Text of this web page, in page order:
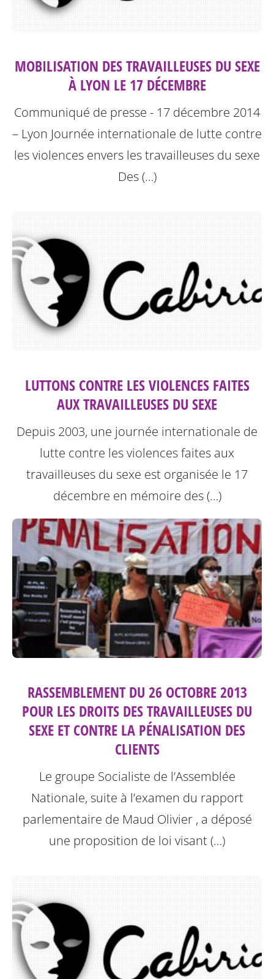
MOBILISATION DES TRAVAILLEUSES DU SEXE
À LYON LE 17 DÉCEMBRE
Communiqué de presse - 17 décembre 2014
– Lyon Journée internationale de lutte contre
les violences envers les travailleuses du sexe
Des (…)
LUTTONS CONTRE LES VIOLENCES FAITES
AUX TRAVAILLEUSES DU SEXE
Depuis 2003, une journée internationale de
lutte contre les violences faites aux
travailleuses du sexe est organisée le 17
décembre en mémoire des (…)
RASSEMBLEMENT DU 26 OCTOBRE 2013
POUR LES DROITS DES TRAVAILLEUSES DU
SEXE ET CONTRE LA PÉNALISATION DES
CLIENTS
Le groupe Socialiste de l’Assemblée
Nationale, suite à l’examen du rapport
parlementaire de Maud Olivier , a déposé
une proposition de loi visant (…)